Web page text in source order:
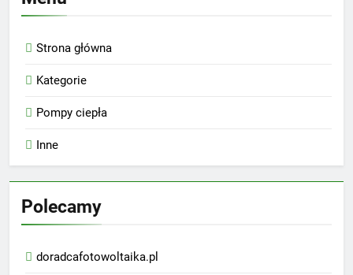
Strona główna
Kategorie
Pompy ciepła
Inne
Polecamy
doradcafotowoltaika.pl